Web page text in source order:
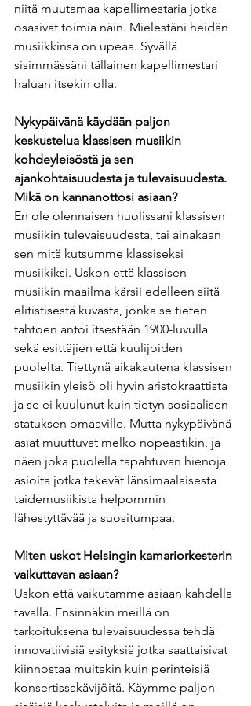
niitä muutamaa kapellimestaria jotka
osasivat toimia näin. Mielestäni heidän
musiikkinsa on upeaa. Syvällä
sisimmässäni tällainen kapellimestari
haluan itsekin olla.
Nykypäivänä käydään paljon
keskustelua klassisen musiikin
kohdeyleisöstä ja sen
ajankohtaisuudesta ja tulevaisuudesta.
Mikä on kannanottosi asiaan?
En ole olennaisen huolissani klassisen
musiikin tulevaisuudesta, tai ainakaan
sen mitä kutsumme klassiseksi
musiikiksi. Uskon että klassisen
musiikin maailma kärsii edelleen siitä
elitistisestä kuvasta, jonka se tieten
tahtoen antoi itsestään 1900-luvulla
sekä esittäjien että kuulijoiden
puolelta. Tiettynä aikakautena klassisen
musiikin yleisö oli hyvin aristokraattista
ja se ei kuulunut kuin tietyn sosiaalisen
statuksen omaaville. Mutta nykypäivänä
asiat muuttuvat melko nopeastikin, ja
näen joka puolella tapahtuvan hienoja
asioita jotka tekevät länsimaalaisesta
taidemusiikista helpommin
lähestyttävää ja suositumpaa.
Miten uskot Helsingin kamariorkesterin
vaikuttavan asiaan?
Uskon että vaikutamme asiaan kahdella
tavalla. Ensinnäkin meillä on
tarkoituksena tulevaisuudessa tehdä
innovatiivisiä esityksiä jotka saattaisivat
kiinnostaa muitakin kuin perinteisiä
konsertissakävijöitä. Käymme paljon